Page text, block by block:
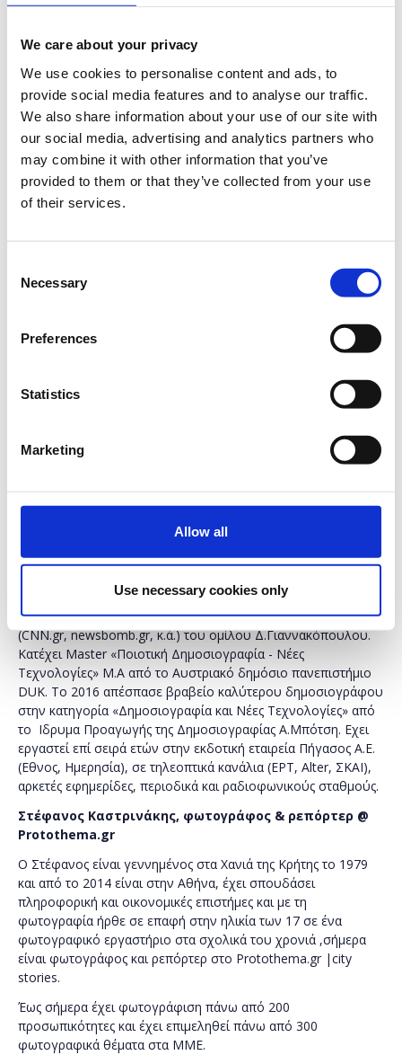
We care about your privacy
We use cookies to personalise content and ads, to
provide social media features and to analyse our traffic.
We also share information about your use of our site with
our social media, advertising and analytics partners who
may combine it with other information that you’ve
provided to them or that they’ve collected from your use
of their services.
Selection
Necessary
Preferences
Statistics
Marketing
Allow all
Use necessary cookies only
Χορηγοί επικοινωνίας:
ΣόνιαΧαϊμαντά
επιτυχή μετάβαση από τον αναλογικό στον ψηφιακό κόσμο.
(Πολιτικές Επιστήμες, Δημοσιογραφία κ.ά.) σε Αθήνα, Παρίσι,
Στρασβούργο και Βιέννη και η ενασχόλησή της με τη
τάσεων που υπαγορεύει η Τεχνολογία. Εργάζεται στη
μεγαλύτερη εταιρεία ψηφιακών Μέσων στην Ελλάδα, τη DPG
(CNN.gr, newsbomb.gr, κ.ά.) του ομίλου Δ.Γιαννακόπουλου.
Κατέχει Master «Ποιοτική Δημοσιογραφία - Νέες
Τεχνολογίες» M.A από το Αυστριακό δημόσιο πανεπιστήμιο
DUK. Το 2016 απέσπασε βραβείο καλύτερου δημοσιογράφου
στην κατηγορία «Δημοσιογραφία και Νέες Τεχνολογίες» από
το Ιδρυμα Προαγωγής της Δημοσιογραφίας A.Μπότση. Εχει
εργαστεί επί σειρά ετών στην εκδοτική εταιρεία Πήγασος Α.Ε.
(Εθνος, Ημερησία), σε τηλεοπτικά κανάλια (ΕΡΤ, Alter, ΣΚΑΙ),
αρκετές εφημερίδες, περιοδικά και ραδιοφωνικούς σταθμούς.
Στέφανος Καστρινάκης, φωτογράφος & ρεπόρτερ @
Protothema.gr
Ο Στέφανος είναι γεννημένος στα Χανιά της Κρήτης το 1979
και από το 2014 είναι στην Αθήνα, έχει σπουδάσει
πληροφορική και οικονομικές επιστήμες και με τη
φωτογραφία ήρθε σε επαφή στην ηλικία των 17 σε ένα
φωτογραφικό εργαστήριο στα σχολικά του χρονιά ,σήμερα
είναι φωτογράφος και ρεπόρτερ στο Protothema.gr |city
stories.
Έως σήμερα έχει φωτογράφιση πάνω από 200
προσωπικότητες και έχει επιμεληθεί πάνω από 300
φωτογραφικά θέματα στα ΜΜΕ.